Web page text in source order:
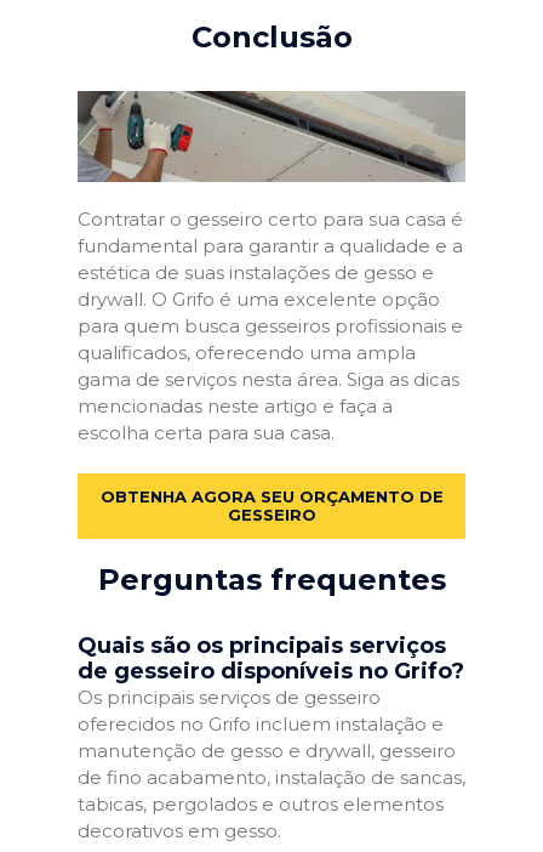
Conclusão
Contratar o gesseiro certo para sua casa é
fundamental para garantir a qualidade e a
estética de suas instalações de gesso e
drywall. O Grifo é uma excelente opção
para quem busca gesseiros profissionais e
qualificados, oferecendo uma ampla
gama de serviços nesta área. Siga as dicas
mencionadas neste artigo e faça a
escolha certa para sua casa.
OBTENHA AGORA SEU ORÇAMENTO DE
GESSEIRO
Perguntas frequentes
Quais são os principais serviços
de gesseiro disponíveis no Grifo?
Os principais serviços de gesseiro
oferecidos no Grifo incluem instalação e
manutenção de gesso e drywall, gesseiro
de fino acabamento, instalação de sancas,
tabicas, pergolados e outros elementos
decorativos em gesso.